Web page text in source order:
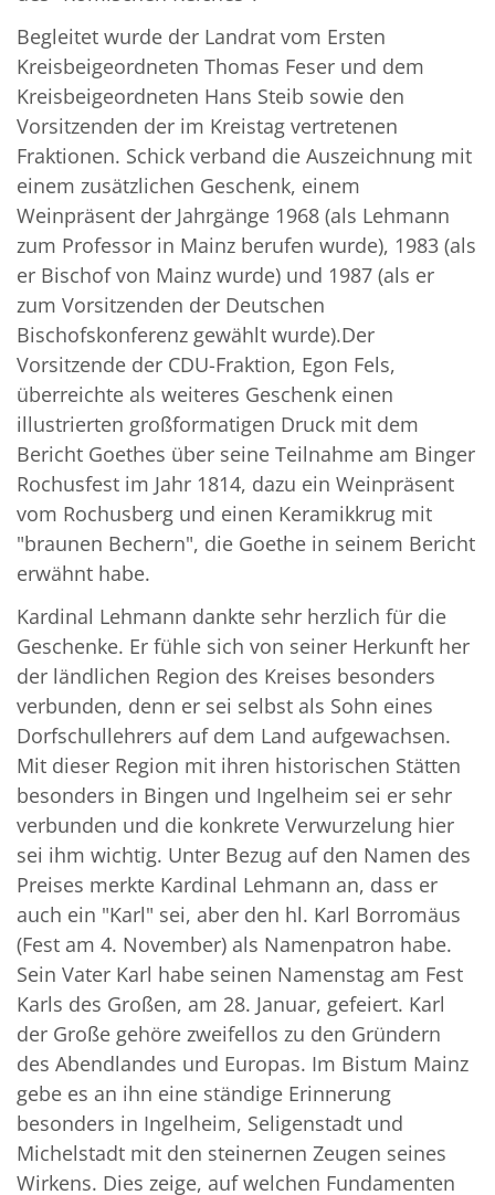
Begleitet wurde der Landrat vom Ersten
Kreisbeigeordneten Thomas Feser und dem
Kreisbeigeordneten Hans Steib sowie den
Vorsitzenden der im Kreistag vertretenen
Fraktionen. Schick verband die Auszeichnung mit
einem zusätzlichen Geschenk, einem
Weinpräsent der Jahrgänge 1968 (als Lehmann
zum Professor in Mainz berufen wurde), 1983 (als
er Bischof von Mainz wurde) und 1987 (als er
zum Vorsitzenden der Deutschen
Bischofskonferenz gewählt wurde).Der
Vorsitzende der CDU-Fraktion, Egon Fels,
überreichte als weiteres Geschenk einen
illustrierten großformatigen Druck mit dem
Bericht Goethes über seine Teilnahme am Binger
Rochusfest im Jahr 1814, dazu ein Weinpräsent
vom Rochusberg und einen Keramikkrug mit
"braunen Bechern", die Goethe in seinem Bericht
erwähnt habe.
Kardinal Lehmann dankte sehr herzlich für die
Geschenke. Er fühle sich von seiner Herkunft her
der ländlichen Region des Kreises besonders
verbunden, denn er sei selbst als Sohn eines
Dorfschullehrers auf dem Land aufgewachsen.
Mit dieser Region mit ihren historischen Stätten
besonders in Bingen und Ingelheim sei er sehr
verbunden und die konkrete Verwurzelung hier
sei ihm wichtig. Unter Bezug auf den Namen des
Preises merkte Kardinal Lehmann an, dass er
auch ein "Karl" sei, aber den hl. Karl Borromäus
(Fest am 4. November) als Namenpatron habe.
Sein Vater Karl habe seinen Namenstag am Fest
Karls des Großen, am 28. Januar, gefeiert. Karl
der Große gehöre zweifellos zu den Gründern
des Abendlandes und Europas. Im Bistum Mainz
gebe es an ihn eine ständige Erinnerung
besonders in Ingelheim, Seligenstadt und
Michelstadt mit den steinernen Zeugen seines
Wirkens. Dies zeige, auf welchen Fundamenten